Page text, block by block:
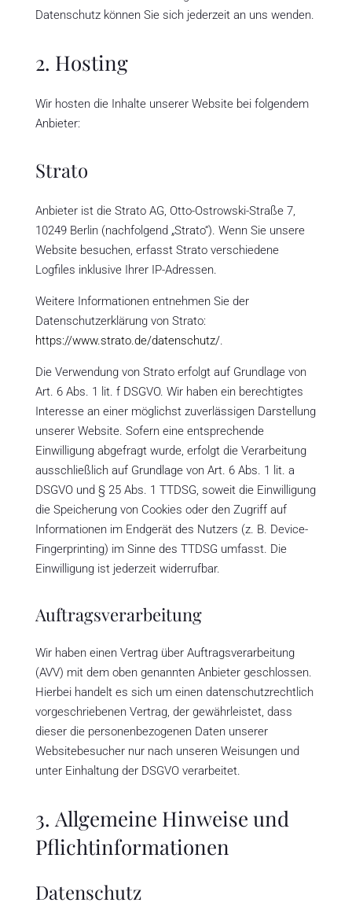
Datenschutz können Sie sich jederzeit an uns wenden.
2. Hosting
Wir hosten die Inhalte unserer Website bei folgendem
Anbieter:
Strato
Anbieter ist die Strato AG, Otto-Ostrowski-Straße 7,
10249 Berlin (nachfolgend „Strato“). Wenn Sie unsere
Website besuchen, erfasst Strato verschiedene
Logfiles inklusive Ihrer IP-Adressen.
Weitere Informationen entnehmen Sie der
Datenschutzerklärung von Strato:
https://www.strato.de/datenschutz/.
Die Verwendung von Strato erfolgt auf Grundlage von
Art. 6 Abs. 1 lit. f DSGVO. Wir haben ein berechtigtes
Interesse an einer möglichst zuverlässigen Darstellung
unserer Website. Sofern eine entsprechende
Einwilligung abgefragt wurde, erfolgt die Verarbeitung
ausschließlich auf Grundlage von Art. 6 Abs. 1 lit. a
DSGVO und § 25 Abs. 1 TTDSG, soweit die Einwilligung
die Speicherung von Cookies oder den Zugriff auf
Informationen im Endgerät des Nutzers (z. B. Device-
Fingerprinting) im Sinne des TTDSG umfasst. Die
Einwilligung ist jederzeit widerrufbar.
Auftragsverarbeitung
Wir haben einen Vertrag über Auftragsverarbeitung
(AVV) mit dem oben genannten Anbieter geschlossen.
Hierbei handelt es sich um einen datenschutzrechtlich
vorgeschriebenen Vertrag, der gewährleistet, dass
dieser die personenbezogenen Daten unserer
Websitebesucher nur nach unseren Weisungen und
unter Einhaltung der DSGVO verarbeitet.
3. Allgemeine Hinweise und
Pflicht­informationen
Datenschutz